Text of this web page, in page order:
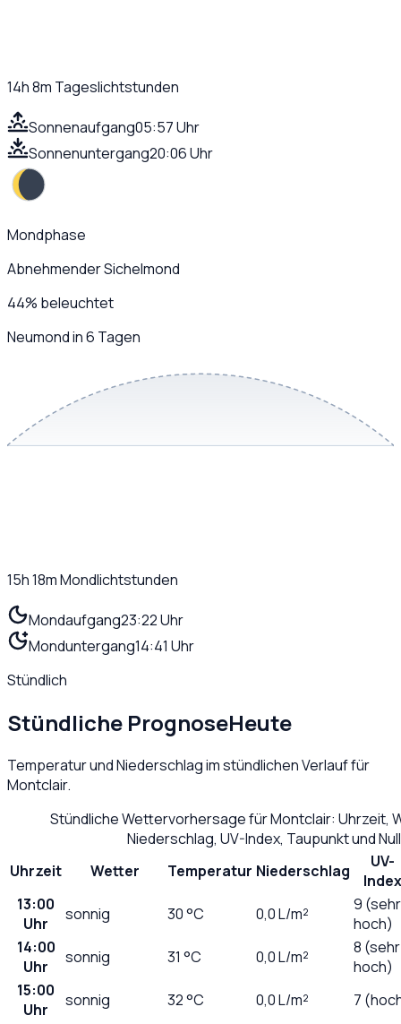
14h 8m Tageslichtstunden
Sonnenaufgang05:57 Uhr
Sonnenuntergang20:06 Uhr
Mondphase
Abnehmender Sichelmond
44% beleuchtet
Neumond in 6 Tagen
15h 18mMondlichtstunden
Mondaufgang23:22 Uhr
Monduntergang14:41 Uhr
Stündlich
Stündliche PrognoseHeute
Temperatur und Niederschlag im stündlichen Verlauf für
Montclair.
Stündliche Wettervorhersage fürMontclair: Uhrzeit,
Niederschlag, UV-Index, Taupunkt und
Uhrzeit
Wetter Temperatur Niederschlag
UV-
Index
13:00
Uhr
sonnig 30°C 0,0L/m²
9 (sehr
hoch)
14:00
Uhr
sonnig 31 °C 0,0L/m²
8 (sehr
hoch)
15:00
Uhr
sonnig 32°C 0,0L/m²
7